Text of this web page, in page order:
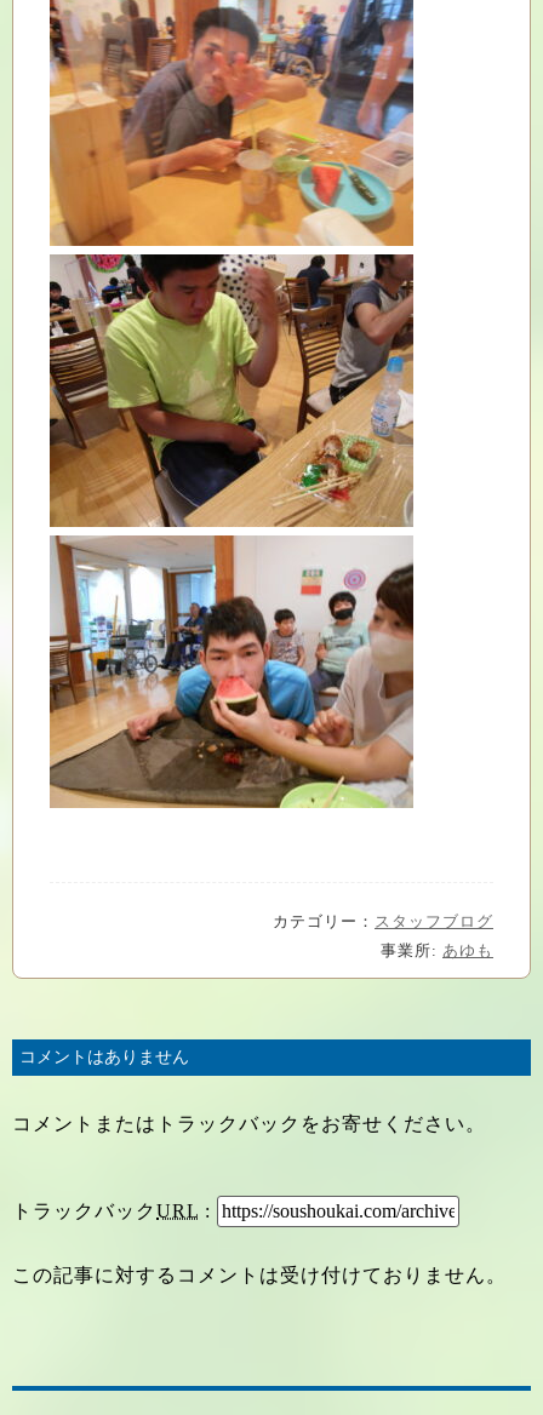
カテゴリー： スタッフブログ
事業所: あゆも
コメントはありません
コメントまたはトラックバックをお寄せください。
トラックバックURL :
この記事に対するコメントは受け付けておりません。